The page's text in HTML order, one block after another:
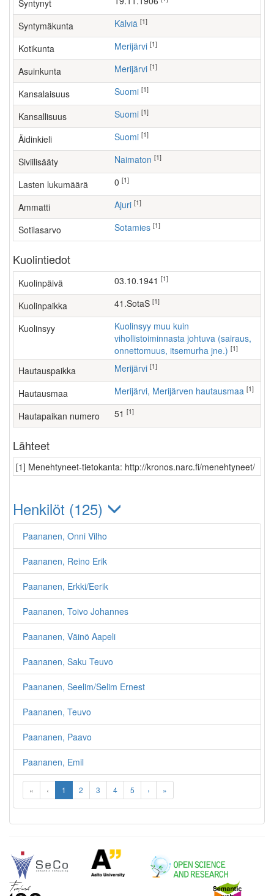
Syntynyt
Syntymäkunta Kälviä [1]
Kotikunta Merijärvi [1]
Asuinkunta Merijärvi [1]
Kansalaisuus Suomi [1]
Kansallisuus Suomi [1]
Äidinkieli Suomi [1]
Siviilisääty Naimaton [1]
Lasten lukumäärä [1]
Ammatti ajuri [1]
Sotilasarvo Sotamies [1]
Kuolintiedot
Kuolinpäivä 03.10.1941 [1]
Kuolinpaikka 41.SotaS [1]
Kuolinsyy
Kuolinsyy muu kuin
vihollistoiminnasta johtuva (sairaus,
onnettomuus, itsemurha jne.) [1]
Hautauspaikka Merijärvi [1]
Hautausmaa Merijärvi, Merijärven hautausmaa [1]
Hautapaikan numero 51 [1]
Lähteet
[1] Menehtyneet-tietokanta: http://kronos.narc.fi/menehtyneet/
Henkilöt (125)
Paananen, Onni Vilho
Paananen, Reino Erik
Paananen, Erkki/Eerik
Paananen, Toivo Johannes
Paananen, Väinö Aapeli
Paananen, Saku Teuvo
Paananen, Seelim/Selim Ernest
Paananen, Teuvo
Paananen, Paavo
Paananen, Emil
« ‹ 1 2 3 4 5 › »